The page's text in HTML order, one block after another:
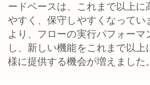
ードベースは、これまで以上に
やすく、保守しやすくなってい
より、フローの実行パフォーマ
し、新しい機能をこれまで以上
様に提供する機会が増えました。